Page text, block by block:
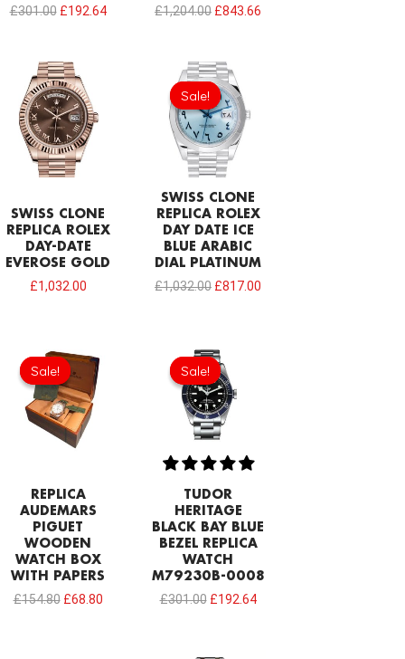
£301.00 £192.64
£1,204.00 £843.66
SWISS CLONE
REPLICA ROLEX
DAY-DATE
EVEROSE GOLD
£1,032.00
Sale!
Sale!
SWISS CLONE
REPLICA ROLEX
DAY DATE ICE
BLUE ARABIC
DIAL PLATINUM
£1,032.00
Original
price
was:
£1,032.00.
£817.00
Sale!
Sale!
REPLICA
AUDEMARS
PIGUET
WOODEN
WATCH BOX
WITH PAPERS
£154.80
price
was:
£154.80.
£68.80
Sale!
Sale!
TUDOR
HERITAGE
BLACK BAY BLUE
BEZEL REPLICA
WATCH
M79230B-0008
£301.00
price
was:
£301.00.
£192.64